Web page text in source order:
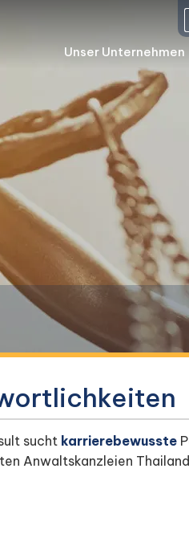
Unser Unternehmen
sucht karrierebewusste
Anwaltskanzleien